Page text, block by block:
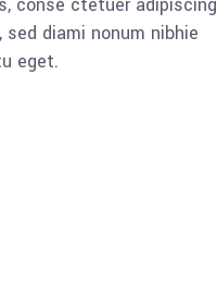
sed diami nonum nibhie
eget.